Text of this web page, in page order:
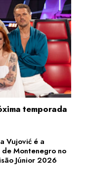
temporada
Vujović é a
Montenegro no
Júnior 2026